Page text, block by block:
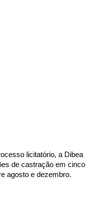
licitatório, a Dibea
de castração em cinco
agosto e dezembro.